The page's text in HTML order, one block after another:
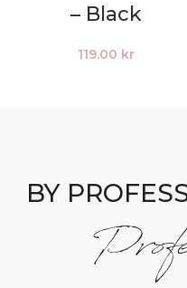
– Black
119.00 kr
BY